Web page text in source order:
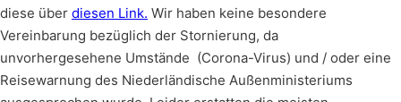
diese über diesen Link. Wir haben keine besondere
Vereinbarung bezüglich der Stornierung, da
unvorhergesehene Umstände (Corona-Virus) und / oder eine
Reisewarnung des Niederländische Außenministeriums